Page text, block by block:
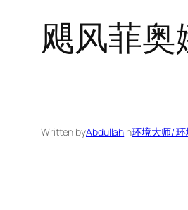
飓风菲
Written byAbdullahin环境大师/